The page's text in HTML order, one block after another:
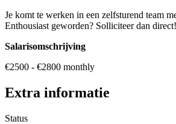
Je komt te werken in een zelfsturend team
Enthousiast geworden? Solliciteer dan
Salarisomschrijving
€2500 - €2800 monthly
Extra informatie
Status